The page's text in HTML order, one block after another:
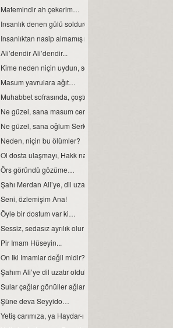
Matemindir ah çekerim…
Insanlık denen gülü soldurdular...
Insanlıktan nasip almamış mahlukat…
Ali’dendir Ali’dendir...
Kime neden niçin uydun, sen de bilmezsin...
Masum yavrulara ağıt…
Muhabbet sofrasında, çoştu deli gönlüm...
Ne güzel, sana masum cemo demek...
Ne güzel, sana oğlum Serkan demek...
Neden, niçin bu ölümler?
Ol dosta ulaşmayı, Hakk nasip eyleye...
Örs göründü gözüme…
Şahı Merdan Ali’ye, dil uzatır oldular…
Seni, özlemişim Ana!
Öyle bir dostum var ki…
Sessiz, sedasız ayrılık olur mu?
Pir Imam Hüseyin...
On Iki Imamlar değil midir?
Şahım Ali’ye dil uzatır oldular...
Sular çağlar gönüller ağlar senin için, ya Hüseyin...
Şüne deva Seyyido…
Yetiş carımıza, ya Haydar-ı Kerrar…